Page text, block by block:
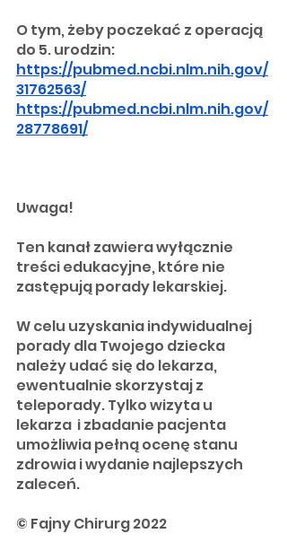
O tym, żeby poczekać z operacją
do 5. urodzin:
https://pubmed.ncbi.nlm.nih.gov/
31762563/
https://pubmed.ncbi.nlm.nih.gov/
28778691/
Uwaga!
Ten kanał zawiera wyłącznie
treści edukacyjne, które nie
zastępują porady lekarskiej.
W celu uzyskania indywidualnej
porady dla Twojego dziecka
należy udać się do lekarza,
ewentualnie skorzystaj z
teleporady. Tylko wizyta u
lekarza  i zbadanie pacjenta
umożliwia pełną ocenę stanu
zdrowia i wydanie najlepszych
zaleceń.
© Fajny Chirurg 2022